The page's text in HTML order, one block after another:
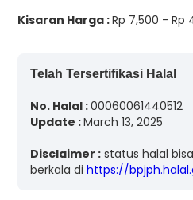
Kisaran Harga :Rp 7,500 - Rp
Telah Tersertifikasi Halal
No. Halal :00060061440512
Update :March 13, 2025
Disclaimer : status halal
berkala dihttps://